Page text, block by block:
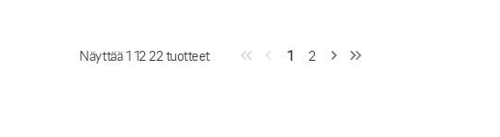
Näyttää1 12 22tuotteet 1 2